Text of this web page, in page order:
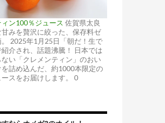
ン100％ジュース 佐賀県太良
みを贅沢に絞った、保存料ゼ
2025年1月25日「朝だ！生で
介され、話題沸騰！ 日本では
い「クレメンティン」のおい
を詰め込んだ、約1000本限定の
スをお届けします。 0